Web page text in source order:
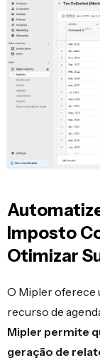
Imposto
Otimizar
O Mipler oferece
recurso de
Mipler permite
geração de